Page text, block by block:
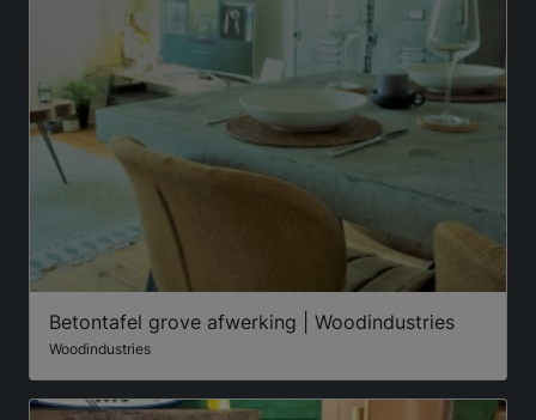
Betontafel grove afwerking | Woodindustries
Woodindustries